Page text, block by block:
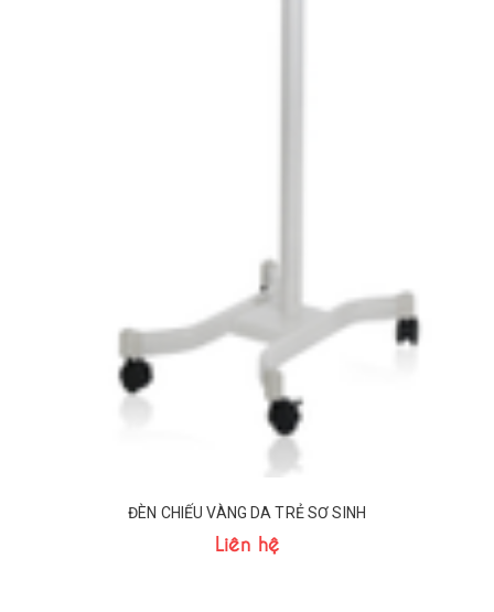
ĐÈN CHIẾU VÀNG DA TRẺ SƠ SINH
Liên hệ